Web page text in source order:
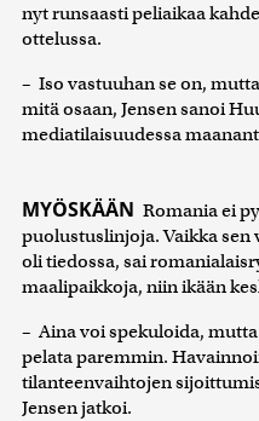
nyt runsaasti peliaikaa
ottelussa.
– Iso vastuuhan se on,
mitä osaan, Jensen sanoi
mediatilaisuudessa
MYÖSKÄÄN Romania ei
puolustuslinjoja. Vaikka sen
oli tiedossa, sai
maalipaikkoja, niin ikään
– Aina voi spekuloida,
pelata paremmin.
tilanteenvaihtojen
Jensen jatkoi.